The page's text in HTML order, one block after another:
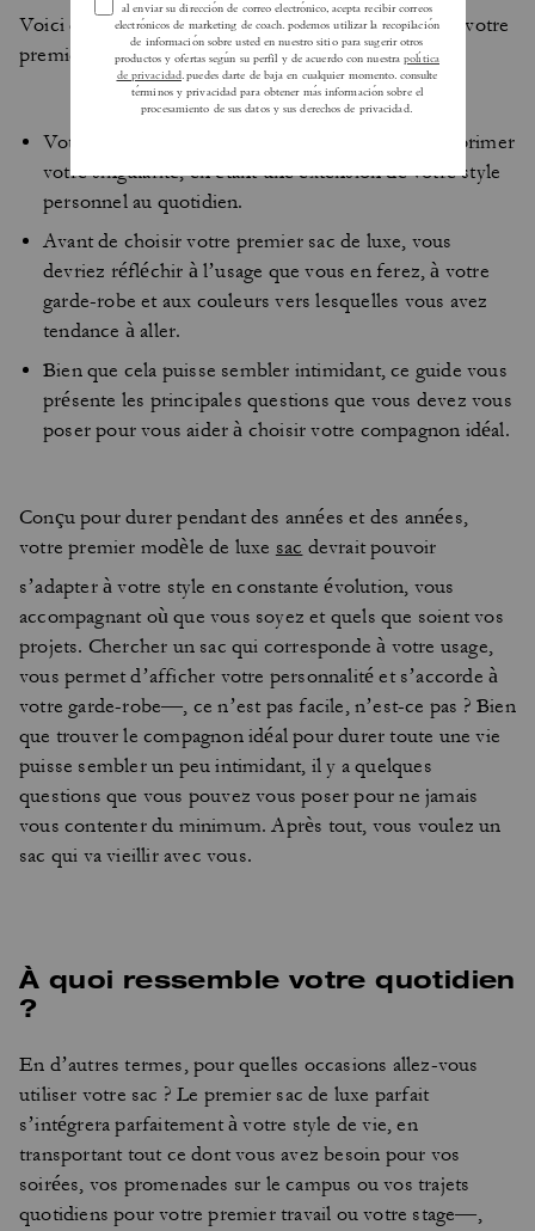
Voici quelques questions à se poser avant d’acheter votre
premier sac de luxe.
Votre premier sac de luxe devrait vous aider à exprimer
votre singularité, en étant une extension de votre style
personnel au quotidien.
Avant de choisir votre premier sac de luxe, vous
devriez réfléchir à l’usage que vous en ferez, à votre
garde-robe et aux couleurs vers lesquelles vous avez
tendance à aller.
Bien que cela puisse sembler intimidant, ce guide vous
présente les principales questions que vous devez vous
poser pour vous aider à choisir votre compagnon idéal.
Conçu pour durer pendant des années et des années,
votre premier modèle de luxe sac devrait pouvoir
s’adapter à votre style en constante évolution, vous
accompagnant où que vous soyez et quels que soient vos
projets. Chercher un sac qui corresponde à votre usage,
vous permet d’afficher votre personnalité et s’accorde à
votre garde-robe—, ce n’est pas facile, n’est-ce pas ? Bien
que trouver le compagnon idéal pour durer toute une vie
puisse sembler un peu intimidant, il y a quelques
questions que vous pouvez vous poser pour ne jamais
vous contenter du minimum. Après tout, vous voulez un
sac qui va vieillir avec vous.
À quoi ressemble votre quotidien
?
En d’autres termes, pour quelles occasions allez-vous
utiliser votre sac ? Le premier sac de luxe parfait
s’intégrera parfaitement à votre style de vie, en
transportant tout ce dont vous avez besoin pour vos
soirées, vos promenades sur le campus ou vos trajets
quotidiens pour votre premier travail ou votre stage—,